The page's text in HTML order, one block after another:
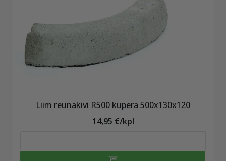
Liim reunakivi R500 kupera 500x130x120
14,95 €/kpl